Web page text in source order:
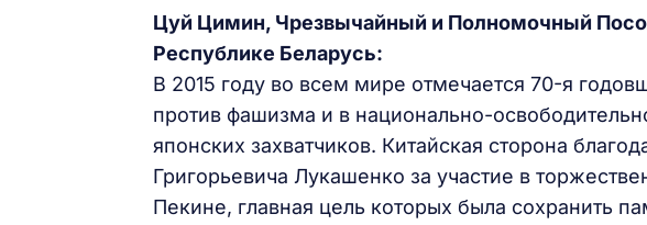
Цуй Цимин, Чрезвычайный и Полномочный
Республике Беларусь:
В 2015 году во всем мире отмечается 70-я
против фашизма и в национально-
японских захватчиков. Китайская сторона
Григорьевича Лукашенко за участие в
Пекине, главная цель которых была сохранить